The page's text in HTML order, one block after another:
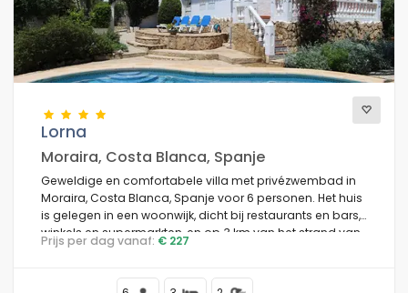
Lorna
Moraira, Costa Blanca, Spanje
Geweldige en comfortabele villa met privézwembad in
Moraira, Costa Blanca, Spanje voor 6 personen. Het huis
is gelegen in een woonwijk, dicht bij restaurants en bars,
winkels en supermarkten, en op 3 km van het strand van
Ampolla.
Prijs per dag vanaf: € 227